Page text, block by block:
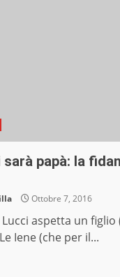
papà: la
Ottobre 7, 2016
Lucci aspetta un figlio
Iene (che per il...